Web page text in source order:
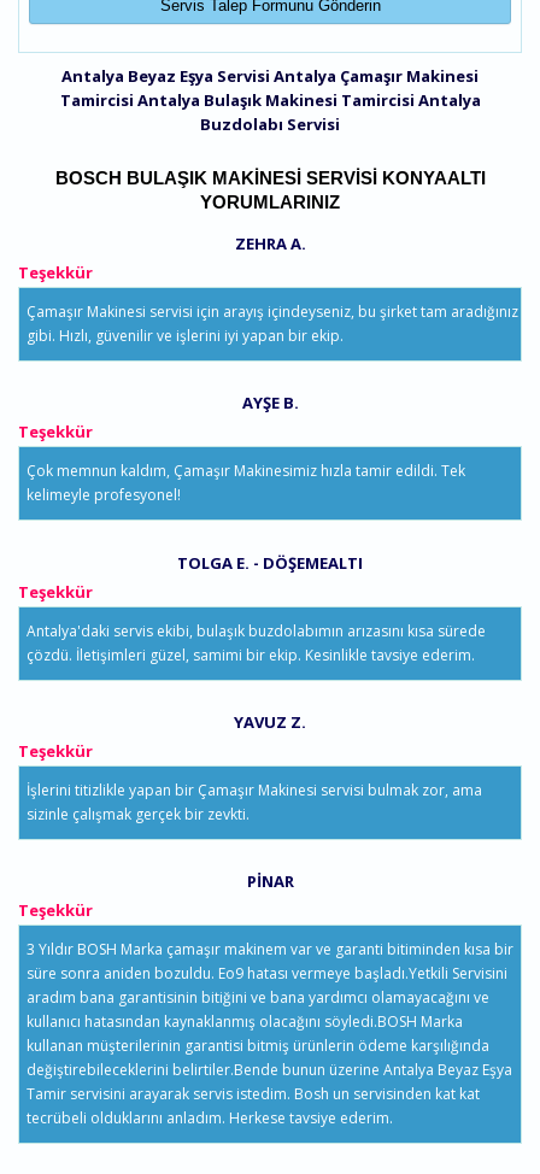
Antalya Beyaz Eşya Servisi Antalya Çamaşır Makinesi
Tamircisi Antalya Bulaşık Makinesi Tamircisi Antalya
Buzdolabı Servisi
BOSCH BULAŞIK MAKINESI SERVISI KONYAALTI
YORUMLARINIZ
ZEHRA A.
Teşekkür
Çamaşır Makinesi servisi için arayış içindeyseniz, bu şirket tam aradığınız
gibi. Hızlı, güvenilir ve işlerini iyi yapan bir ekip.
AYŞE B.
Teşekkür
Çok memnun kaldım, Çamaşır Makinesimiz hızla tamir edildi. Tek
kelimeyle profesyonel!
TOLGA E. - DÖŞEMEALTI
Teşekkür
Antalya'daki servis ekibi, bulaşık buzdolabımın arızasını kısa sürede
çözdü. İletişimleri güzel, samimi bir ekip. Kesinlikle tavsiye ederim.
YAVUZ Z.
Teşekkür
İşlerini titizlikle yapan bir Çamaşır Makinesi servisi bulmak zor, ama
sizinle çalışmak gerçek bir zevkti.
PINAR
Teşekkür
3 Yıldır BOSH Marka çamaşır makinem var ve garanti bitiminden kısa bir
süre sonra aniden bozuldu. Eo9 hatası vermeye başladı.Yetkili Servisini
aradım bana garantisinin bitiğini ve bana yardımcı olamayacağını ve
kullanıcı hatasından kaynaklanmış olacağını söyledi.BOSH Marka
kullanan müşterilerinin garantisi bitmiş ürünlerin ödeme karşılığında
değiştirebileceklerini belirtiler.Bende bunun üzerine Antalya Beyaz Eşya
Tamir servisini arayarak servis istedim. Bosh un servisinden kat kat
tecrübeli olduklarını anladım. Herkese tavsiye ederim.